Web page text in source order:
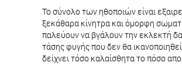
Το σύνολο των ηθοποιών είναι
ξεκάθαρα κίνητρα και όμορφη
παλεύουν να βγάλουν την εκλεκτή
τάσης φυγής που δεν θα
δείχνει τόσο καλαίσθητα το πόσο